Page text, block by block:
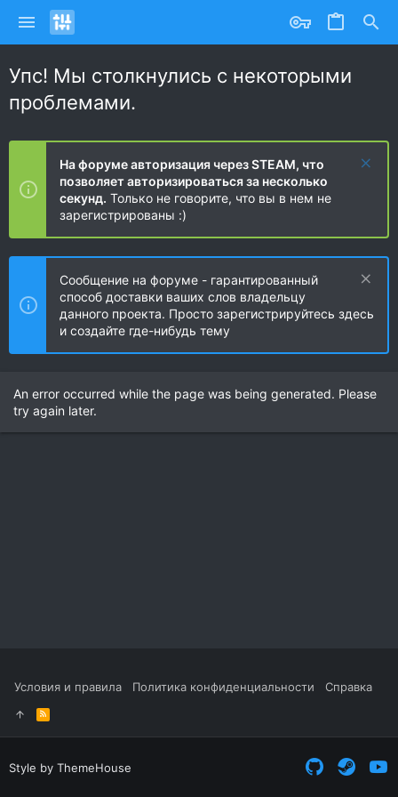
Упс! Мы столкнулись с некоторыми
проблемами.
На форуме авторизация через STEAM, что
позволяет авторизироваться за несколько
секунд. Только не говорите, что вы в нем не
зарегистрированы :)
Сообщение на форуме - гарантированный
способ доставки ваших слов владельцу
данного проекта. Просто зарегистрируйтесь здесь
и создайте где-нибудь тему
An error occurred while the page was being generated. Please
try again later.
Условия и правила Политика конфиденциальности Справка
R
S
S
Style by ThemeHouse